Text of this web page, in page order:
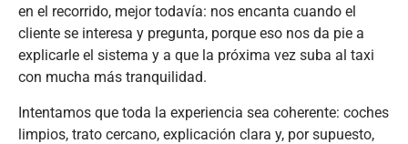
en el recorrido, mejor todavía: nos encanta cuando el
cliente se interesa y pregunta, porque eso nos da pie a
explicarle el sistema y a que la próxima vez suba al taxi
con mucha más tranquilidad.
Intentamos que toda la experiencia sea coherente: coches
limpios, trato cercano, explicación clara y, por supuesto,